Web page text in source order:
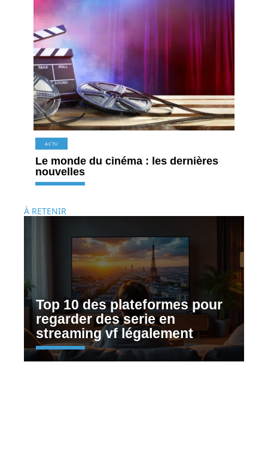
ACTU
Le monde du cinéma : les dernières
nouvelles
À RETENIR
Top 10 des plateformes pour
regarder des serie en
streaming vf légalement